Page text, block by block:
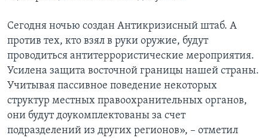
Сегодня ночью создан Антикризисный штаб. А
против тех, кто взял в руки оружие, будут
проводиться антитеррористические мероприятия.
Усилена защита восточной границы нашей страны.
Учитывая пассивное поведение некоторых
структур местных правоохранительных органов,
они будут доукомплектованы за счет
подразделений из других регионов», – отметил